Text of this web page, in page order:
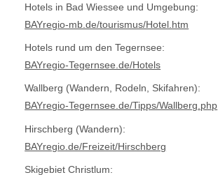
Hotels in Bad Wiessee und Umgebung:
BAYregio-mb.de/tourismus/Hotel.htm
Hotels rund um den Tegernsee:
BAYregio-Tegernsee.de/Hotels
Wallberg (Wandern, Rodeln, Skifahren):
BAYregio-Tegernsee.de/Tipps/Wallberg.php
Hirschberg (Wandern):
BAYregio.de/Freizeit/Hirschberg
Skigebiet Christlum: